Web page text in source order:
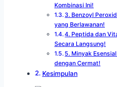
Kombinasi Ini!
3. Benzoyl
yang Berlawanan!
4. Peptida dan
Secara Langsung!
5. Minyak
dengan Cermat!
Kesimpulan